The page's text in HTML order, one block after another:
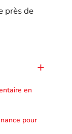
près de
en
pour